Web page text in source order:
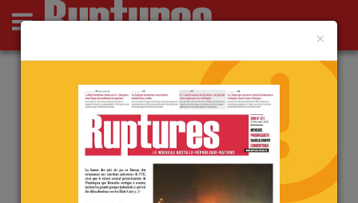
Actus Opinions
Point de Ruptures
Culture
Deutsch
ACTU
×